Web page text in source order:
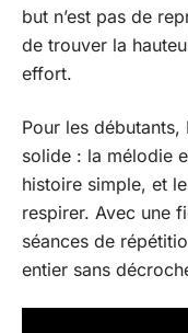
but n’est pas de
de trouver la
effort.
Pour les
solide : la mélodie
histoire simple, et
respirer. Avec une
séances de
entier sans